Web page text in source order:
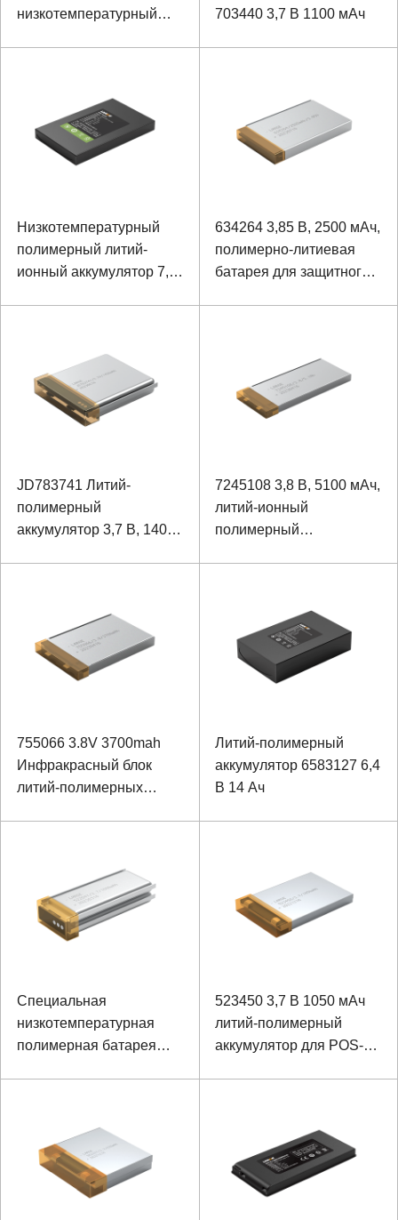
низкотемпературный
703440 3,7 В 1100 мАч
Низкотемпературный
полимерный литий-
ионный аккумулятор 7,4
634264 3,85 В, 2500 мАч,
полимерно-литиевая
батарея для защитного
JD783741 Литий-
полимерный
аккумулятор 3,7 В, 140
7245108 3,8 В, 5100 мАч,
литий-ионный
полимерный
755066 3.8V 3700mah
Инфракрасный блок
литий-полимерных
Литий-полимерный
аккумулятор 6583127 6,4
В 14 Ач
Специальная
низкотемпературная
полимерная батарея
523450 3,7 В 1050 мАч
литий-полимерный
аккумулятор для POS-